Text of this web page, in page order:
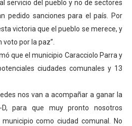
servicio del pueblo y no de sectores
pedido sanciones para el país. Por
victoria que el pueblo se merece, y
voto por la paz”.
que el municipio Caracciolo Parra y
ciudades comunales y 13
nos van a acompañar a ganar la
para que muy pronto nosotros
como ciudad comunal. No